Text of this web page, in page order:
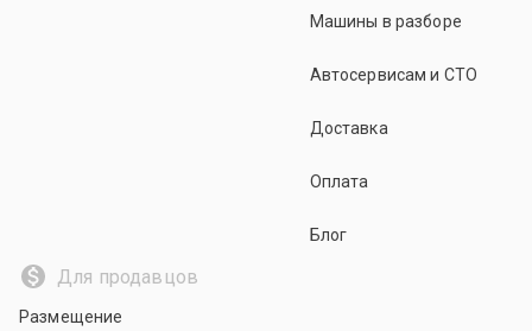
Машины в разборе
Автосервисам и СТО
Доставка
Оплата
Блог
Для продавцов
Размещение